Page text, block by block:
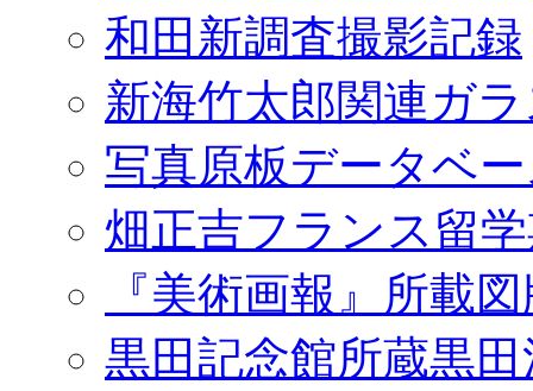
和田新調査撮影記録
新海竹太郎関連ガ
写真原板データベ
畑正吉フランス留
『美術画報』所載
黒田記念館所蔵黒